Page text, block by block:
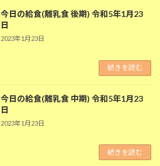
今日の給食(離乳食 後期) 令和5年1月23
日
2023年1月23日
続きを読む
今日の給食(離乳食 中期) 令和5年1月23
日
2023年1月23日
続きを読む